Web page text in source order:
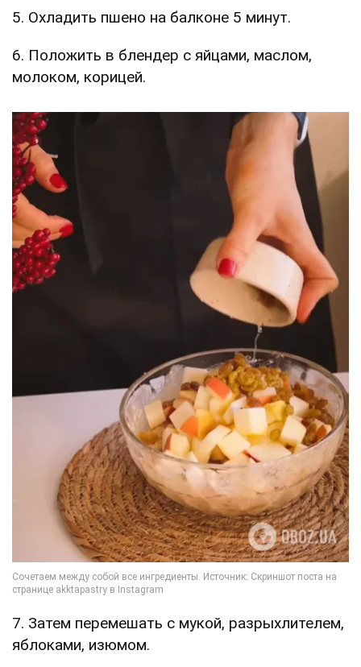
5. Охладить пшено на балконе 5 минут.
6. Положить в блендер с яйцами, маслом,
молоком, корицей.
7. Затем перемешать с мукой, разрыхлителем,
яблоками, изюмом.